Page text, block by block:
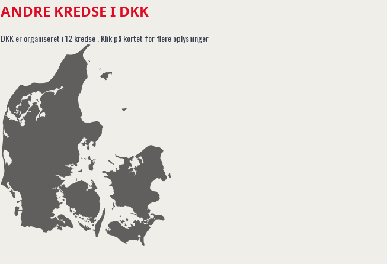
ANDRE KREDSE I DKK
DKK er organiseret i 12 kredse . Klik på kortet for flere oplysninger